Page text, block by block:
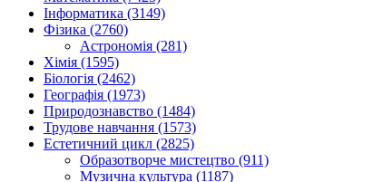
Інформатика (3149)
Фізика (2760)
Астрономія (281)
Хімія (1595)
Біологія (2462)
Географія (1973)
Природознавство (1484)
Трудове навчання (1573)
Естетичний цикл (2825)
Образотворче мистецтво (911)
Музична культура (1187)